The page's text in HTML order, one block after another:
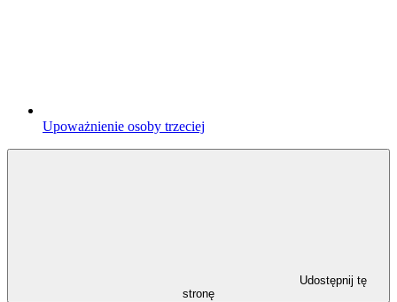
Upoważnienie osoby trzeciej
Udostępnij tę
stronę